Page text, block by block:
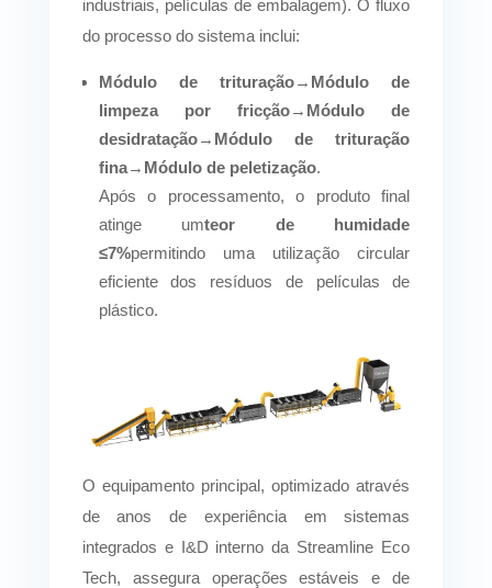
industriais, películas de embalagem). O fluxo
do processo do sistema inclui:
Módulo de trituração→ Módulo de
limpeza por fricção→ Módulo de
desidratação→ Módulo de trituração
fina→ Módulo de peletização.
Após o processamento, o produto final
atinge umteor de humidade
≤7%permitindo uma utilização circular
eficiente dos resíduos de películas de
plástico.
O equipamento principal, optimizado através
de anos de experiência em sistemas
integrados e I&D interno da Streamline Eco
Tech, assegura operações estáveis e de